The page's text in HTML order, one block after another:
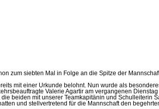
zum siebten Mal in Folge an die Spitze der
mit einer Urkunde belohnt. Nun wurde als
Valerie Agartir am vergangenen
beiden mit unserer Teamkapitänin und Schulleiterin
und stellvertretend für die Mannschaft den